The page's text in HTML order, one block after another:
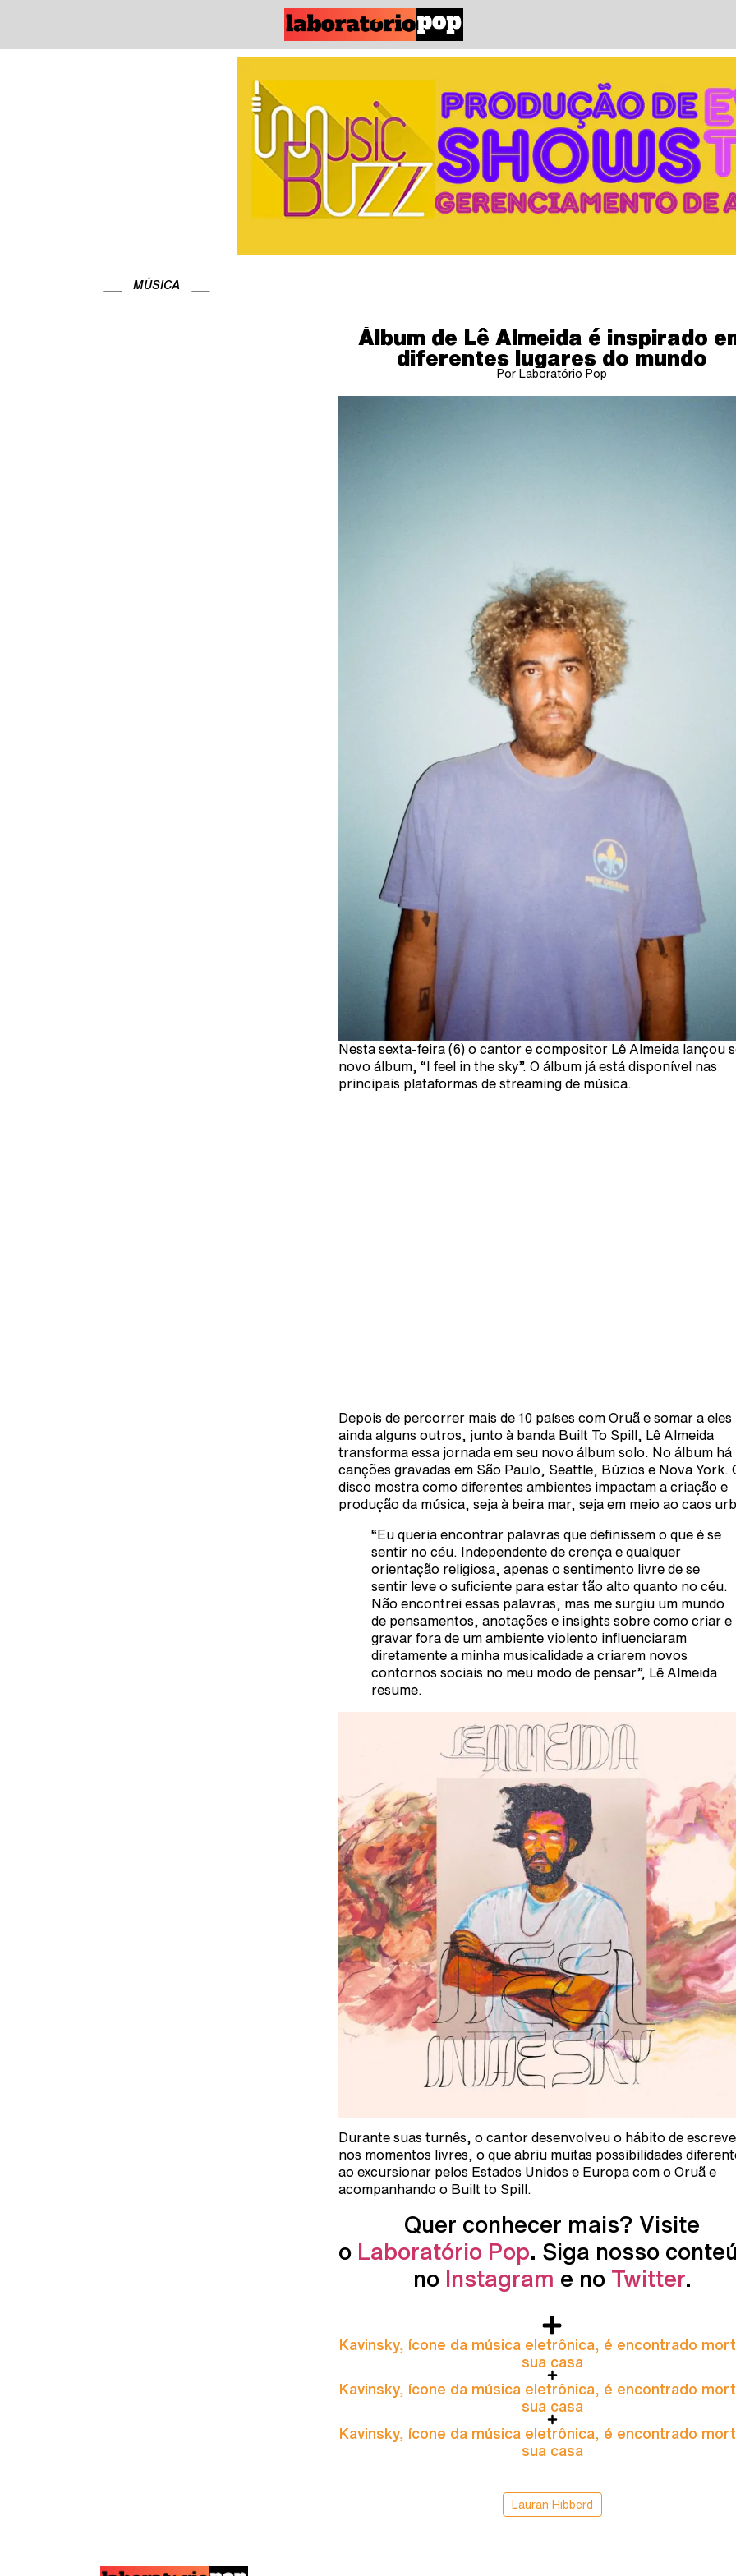
MÚSICA
Álbum de Lê Almeida é inspirado
diferentes lugares do mundo
Por Laboratório Pop
Nesta sexta-feira (6) o cantor e compositor Lê Almeida lançou
novo álbum, “I feel in the sky”. O álbum já está disponível nas
principais plataformas de streaming de música.
Depois de percorrer mais de 10 países com Oruã e somar a eles
ainda alguns outros, junto à banda Built To Spill, Lê Almeida
transforma essa jornada em seu novo álbum solo. No álbum há
canções gravadas em São Paulo, Seattle, Búzios e Nova York.
disco mostra como diferentes ambientes impactam a criação e
produção da música, seja à beira mar, seja em meio ao caos
“Eu queria encontrar palavras que definissem o que é se
sentir no céu. Independente de crença e qualquer
orientação religiosa, apenas o sentimento livre de se
sentir leve o suficiente para estar tão alto quanto no céu.
Não encontrei essas palavras, mas me surgiu um mundo
de pensamentos, anotações e insights sobre como criar e
gravar fora de um ambiente violento influenciaram
diretamente a minha musicalidade a criarem novos
contornos sociais no meu modo de pensar”, Lê Almeida
resume.
Durante suas turnês, o cantor desenvolveu o hábito de
nos momentos livres, o que abriu muitas possibilidades
ao excursionar pelos Estados Unidos e Europa com o Oruã e
acompanhando o Built to Spill.
Quer conhecer mais? Visite
o Laboratório Pop. Siga nosso
no Instagram e no Twitter.
Kavinsky, ícone da música eletrônica, é encontrado
sua casa
Kavinsky, ícone da música eletrônica, é encontrado
sua casa
Kavinsky, ícone da música eletrônica, é encontrado
sua casa
Lauran Hibberd